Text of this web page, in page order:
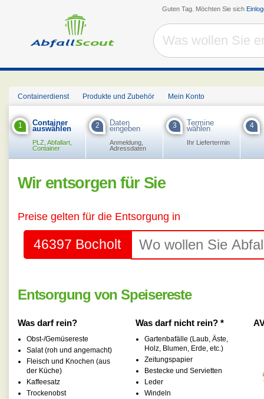
Guten Tag. Möchten Sie sich
Containerdienst Produkte und Zubehör Mein Konto
1 Container
auswählen
PLZ, Abfallart,
Container
2 Daten
eingeben
Anmeldung,
Adressdaten
3 Termine
wählen
Ihr Liefertermin
4
Wir entsorgen für Sie
Preise gelten für die Entsorgung in
46397 Bocholt
Entsorgung von Speisereste
Was darf rein?
Obst-/Gemüsereste
Salat (roh und angemacht)
Fleisch und Knochen (aus
der Küche)
Kaffeesatz
Trockenobst
Was darf nicht rein? *
Gartenbafälle (Laub, Äste,
Holz, Blumen, Erde, etc.)
Zeitungspapier
Bestecke und Servietten
Leder
Windeln